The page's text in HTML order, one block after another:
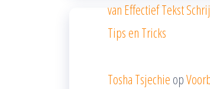
van Effectief Tekst
Tips en Tricks
Tosha Tsjechie op